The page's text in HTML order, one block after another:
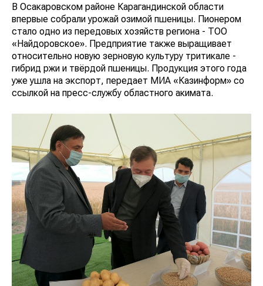
В Осакаровском районе Карагандинской области
впервые собрали урожай озимой пшеницы. Пионером
стало одно из передовых хозяйств региона - ТОО
«Найдоровское». Предприятие также выращивает
относительно новую зерновую культуру тритикале -
гибрид ржи и твёрдой пшеницы. Продукция этого года
уже ушла на экспорт, передает МИА «Казинформ» со
ссылкой на пресс-службу областного акимата.